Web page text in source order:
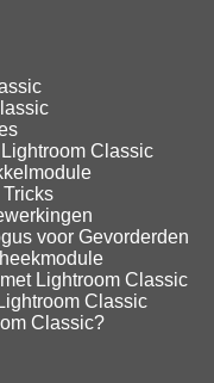
Classic
voor Gevorderden
Lightroom Classic
Classic
Classic?